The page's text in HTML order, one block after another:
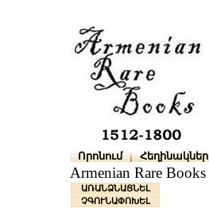
Որոնում Հեղինակներ
Armenian Rare Books
ԱՌԱՆՁՆԱՑՆԵԼ
ՉԳՈՒՆԱՓՈԽԵԼ